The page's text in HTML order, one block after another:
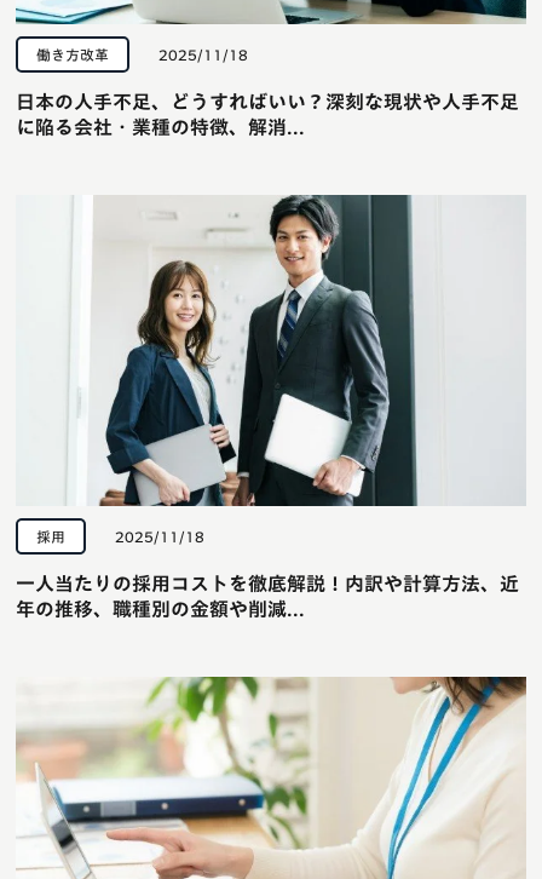
働き方改革 2025/11/18
日本の人手不足、どうすればいい？深刻な現状や人手不足
に陥る会社・業種の特徴、解消...
採用 2025/11/18
一人当たりの採用コストを徹底解説！内訳や計算方法、近
年の推移、職種別の金額や削減...